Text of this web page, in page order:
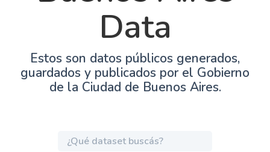
Data
Estos son datos públicos generados,
guardados y publicados por el Gobierno
de la Ciudad de Buenos Aires.